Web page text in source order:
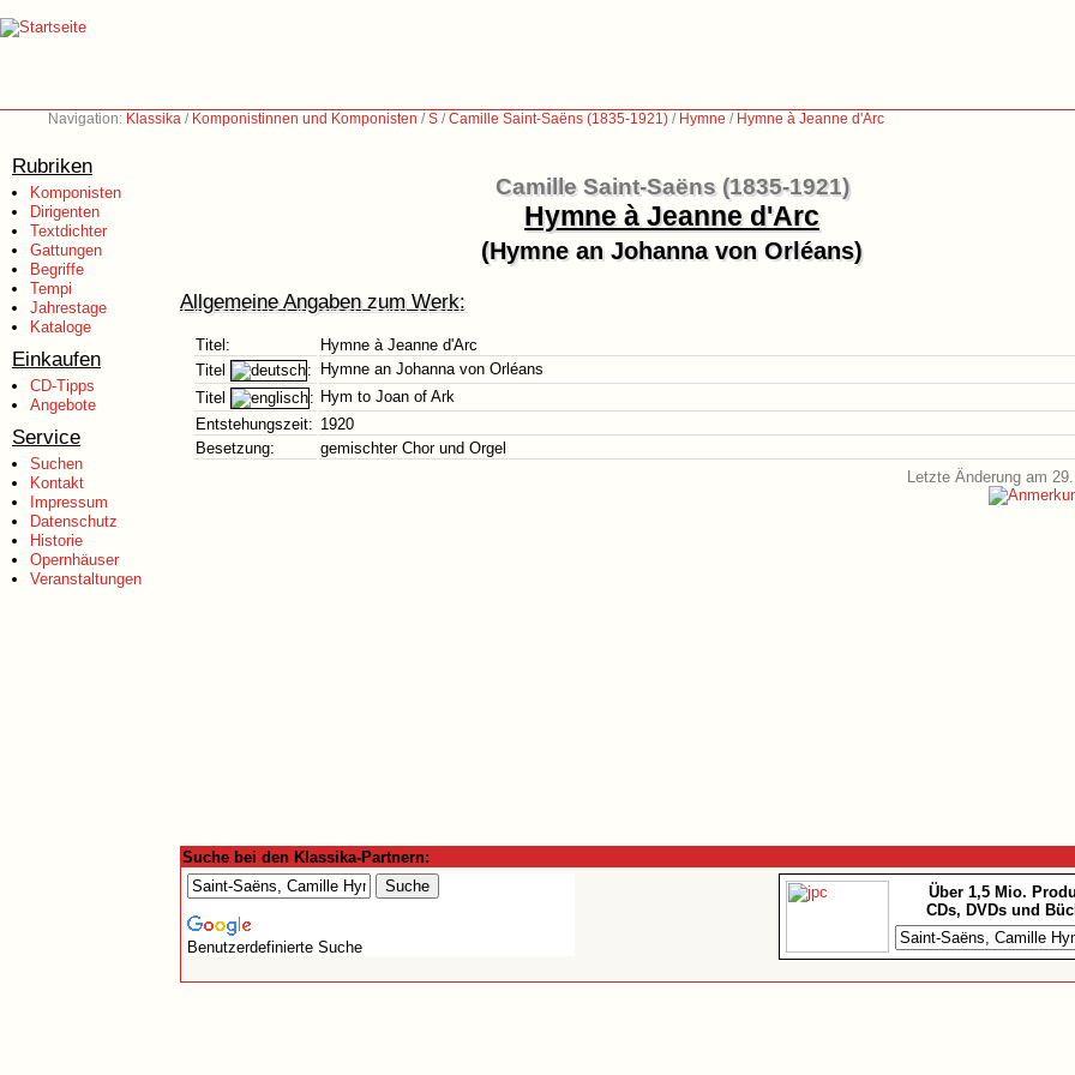
Navigation: Klassika / Komponistinnen und Komponisten /S /Camille Saint-Saëns (1835-1921) / Hymne / Hymne à Jeanne d'Arc
Rubriken
Komponisten
Dirigenten
Textdichter
Gattungen
Begriffe
Tempi
Jahrestage
Kataloge
Einkaufen
CD-Tipps
Angebote
Service
Suchen
Kontakt
Impressum
Datenschutz
Historie
Opernhäuser
Veranstaltungen
Camille Saint-Saëns (1835-1921)
Hymne à Jeanne d'Arc
(Hymne an Johanna von Orléans)
Allgemeine Angaben zum Werk:
Titel:
Hymne à Jeanne d'Arc
Titel
:
Hymne an Johanna von Orléans
Titel
: Hym to Joan of Ark
Entstehungszeit: 1920
Besetzung:
gemischter Chor und Orgel
Letzte Änderung am
Suche bei den Klassika-Partnern:
Benutzerdefinierte Suche
Über 1,5 Mio.
CDs, DVDs und